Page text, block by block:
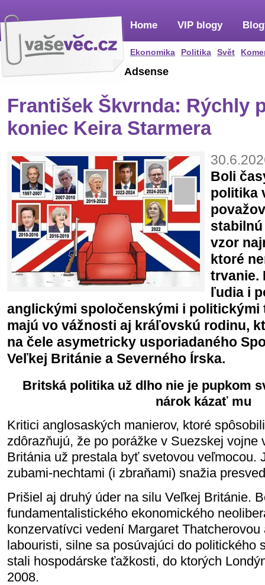
Home
Ekonomika Politika Svět
VIP blogy
Adsense
František Škvrnda: Rýchly
koniec Keira Starmera
Boli
politika
stabilnú
vzor
ktoré
trvanie.
ľudia i
anglickými spoločenskými i politickými
majú vo vážnosti aj kráľovskú rodinu,
na čele asymetricky usporiadaného
Veľkej Británie a Severného Írska.
Britská politika už dlho nie je pupkom
nárok kázať mu
Kritici anglosaských manierov, ktoré
zdôrazňujú, že po porážke v Suezskej vojne
Británia už prestala byť svetovou veľmocou.
zubami-nechtami (i zbraňami) snažia
Prišiel aj druhý úder na silu Veľkej Británie.
fundamentalistického ekonomického
konzervatívci vedení Margaret
labouristi, silne sa posúvajúci do politického
stali hospodárske ťažkosti, do ktorých
2008.